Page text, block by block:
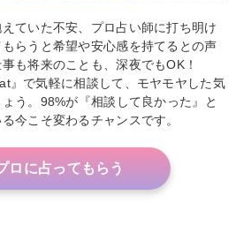
ていた不安、プロ占い師に打ち明け
らうと希望や安心感を持てるとの声
も将来のことも、深夜でもOK！
』で気軽に相談して、モヤモヤした気
う。98%が『相談して良かった』と
今こそ変わるチャンスです。
ロに占ってもらう